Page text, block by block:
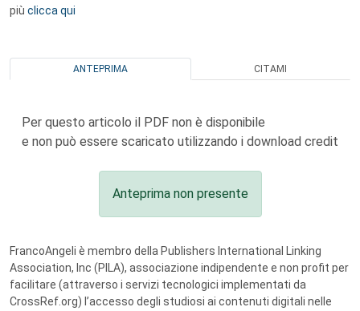
più clicca qui
ANTEPRIMA CITAMI
Per questo articolo il PDF non è disponibile
e non può essere scaricato utilizzando i download credit
Anteprima non presente
FrancoAngeli è membro della Publishers International Linking
Association, Inc (PILA), associazione indipendente e non profit per
facilitare (attraverso i servizi tecnologici implementati da
CrossRef.org) l’accesso degli studiosi ai contenuti digitali nelle